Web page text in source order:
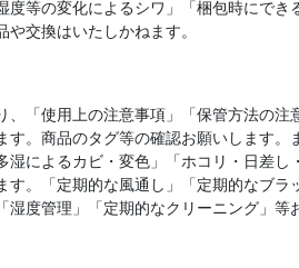
度等の変化によるシワ」「梱包時にでき
や交換はいたしかねます。
、「使用上の注意事項」「保管方法の注
す。商品のタグ等の確認お願いします。
湿によるカビ・変色」「ホコリ・日差し
す。「定期的な風通し」「定期的なブラ
湿度管理」「定期的なクリーニング」等